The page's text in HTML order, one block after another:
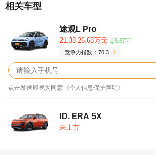
相关车型
途观L Pro
21.38-26.68万元
5.67万
竞争力指数：70.3
点击发送即视为同意《个人信息保护声明》
ID. ERA 5X
未上市